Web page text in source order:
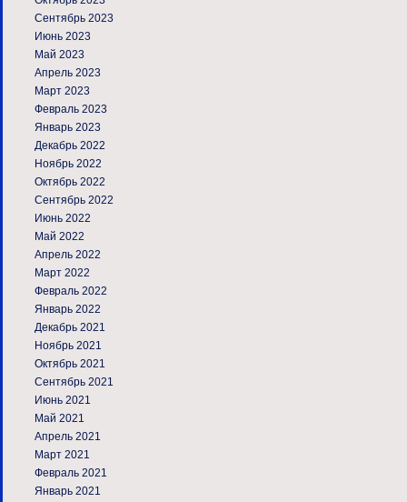
Сентябрь 2023
Июнь 2023
Май 2023
Апрель 2023
Март 2023
Февраль 2023
Январь 2023
Декабрь 2022
Ноябрь 2022
Октябрь 2022
Сентябрь 2022
Июнь 2022
Май 2022
Апрель 2022
Март 2022
Февраль 2022
Январь 2022
Декабрь 2021
Ноябрь 2021
Октябрь 2021
Сентябрь 2021
Июнь 2021
Май 2021
Апрель 2021
Март 2021
Февраль 2021
Январь 2021